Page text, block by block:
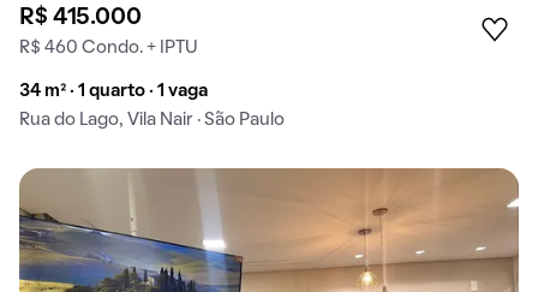
R$ 415.000
R$ 460 Condo. + IPTU
34 m² · 1 quarto · 1 vaga
Rua do Lago, Vila Nair · São Paulo